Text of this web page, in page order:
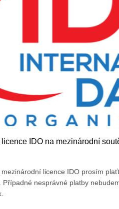
IDO na mezinárodní
licence IDO prosím
Případné nesprávné platby